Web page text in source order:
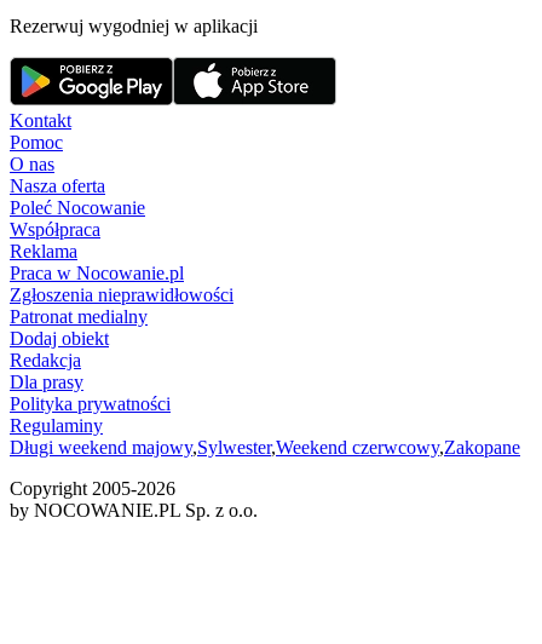
Rezerwuj wygodniej w aplikacji
Kontakt
Pomoc
O nas
Nasza oferta
Poleć Nocowanie
Współpraca
Reklama
Praca w Nocowanie.pl
Zgłoszenia nieprawidłowości
Patronat medialny
Dodaj obiekt
Redakcja
Dla prasy
Polityka prywatności
Regulaminy
Długi weekend majowy,Sylwester,Weekend czerwcowy,Zakopane
Copyright 2005-2026
by NOCOWANIE.PL Sp. z o.o.